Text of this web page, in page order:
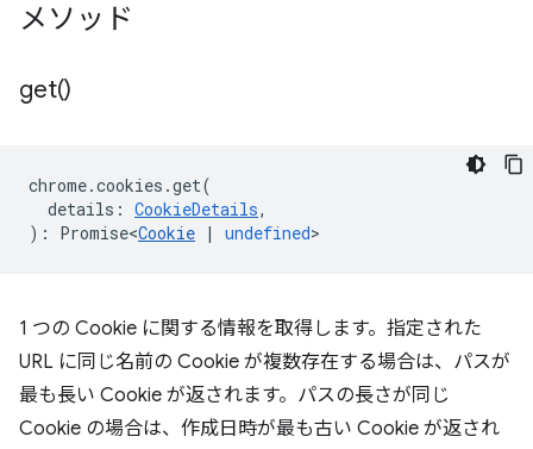
メソッド
get()
chrome.cookies .get(
details : CookieDetails,
) : Promise<Cookie | undefined>
1 つの Cookie に関する情報を取得します。指定された
URL に同じ名前の Cookie が複数存在する場合は、パスが
最も長い Cookie が返されます。パスの長さが同じ
Cookie の場合は、作成日時が最も古い Cookie が返され